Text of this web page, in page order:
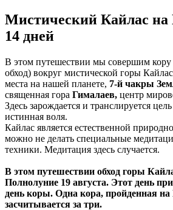
Мистический Кайлас на
14 дней
В этом путешествии мы совершим кору
обход) вокруг мистической горы
места на нашей планете, 7-й чакры
священная гора Гималаев, центр
Здесь зарождается и транслируется
истинная воля.
Кайлас является естественной
можно не делать специальные
техники. Медитация здесь случается.
В этом путешествии обход горы
Полнолуние 19 августа. Этот день
день коры. Одна кора, пройденная
засчитывается за три.